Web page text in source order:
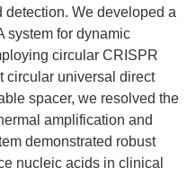
We developed a
system for dynamic
circular CRISPR
circular universal direct
spacer, we resolved the
amplification and
demonstrated robust
nucleic acids in clinical